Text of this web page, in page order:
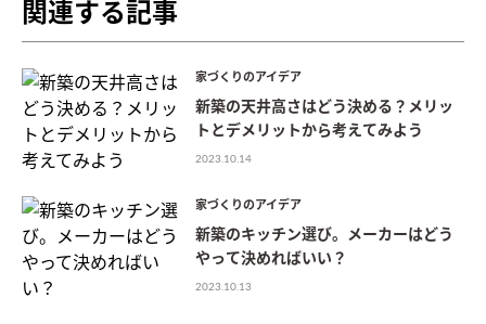
関連する記事
家づくりのアイデア
新築の天井高さはどう決める？メリッ
トとデメリットから考えてみよう
2023.10.14
家づくりのアイデア
新築のキッチン選び。メーカーはどう
やって決めればいい？
2023.10.13